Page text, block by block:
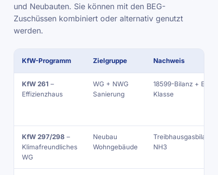
und Neubauten. Sie können mit den BEG-
Zuschüssen kombiniert oder alternativ genutzt
werden.
KfW-Programm Zielgruppe Nachweis
KfW 261 –
Effizienzhaus
WG + NWG
Sanierung
18599-Bilanz + EE-
Klasse
KfW 297/298 –
Klimafreundliches
WG
Neubau
Wohngebäude
Treibhausgasbilanz,
NH3